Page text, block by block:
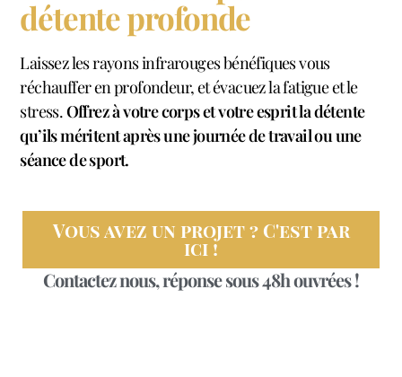
détente profonde
Laissez les rayons infrarouges bénéfiques vous
réchauffer en profondeur, et évacuez la fatigue et le
stress.Offrez à votre corps et votre esprit la détente
qu’ils méritent après une journée de travail ou une
séance de sport.
Vous avez un projet ? C'est par
ici !
Contactez nous, réponse sous 48h ouvrées !